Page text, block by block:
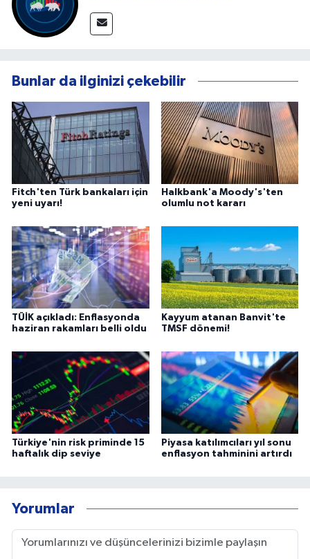
Bunlar da ilginizi çekebilir
Fitch'ten Türk bankaları için
yeni uyarı!
Halkbank'a Moody's'ten
olumlu not kararı
TÜİK açıkladı: Enflasyonda
haziran rakamları belli oldu
Kayyum atanan Banvit'te
TMSF dönemi!
Türkiye'nin risk priminde 15
haftalık dip seviye
Piyasa katılımcıları yıl sonu
enflasyon tahminini artırdı
Yorumlar